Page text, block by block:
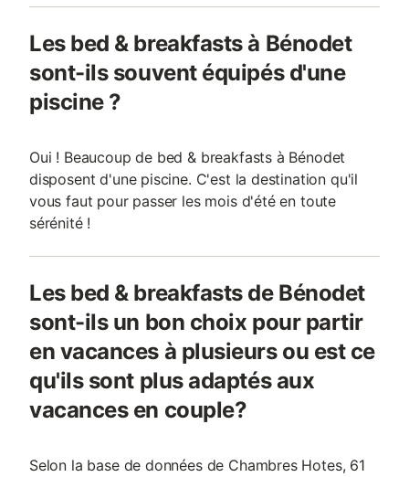
Les bed & breakfasts à Bénodet
sont-ils souvent équipés d'une
piscine ?
Oui ! Beaucoup de bed & breakfasts à Bénodet
disposent d'une piscine. C'est la destination qu'il
vous faut pour passer les mois d'été en toute
sérénité !
Les bed & breakfasts de Bénodet
sont-ils un bon choix pour partir
en vacances à plusieurs ou est ce
qu'ils sont plus adaptés aux
vacances en couple?
Selon la base de données de Chambres Hotes, 61